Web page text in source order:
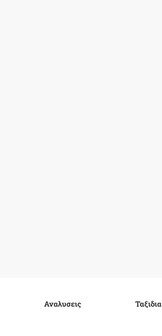
Αναλυσεις Ταξιδια